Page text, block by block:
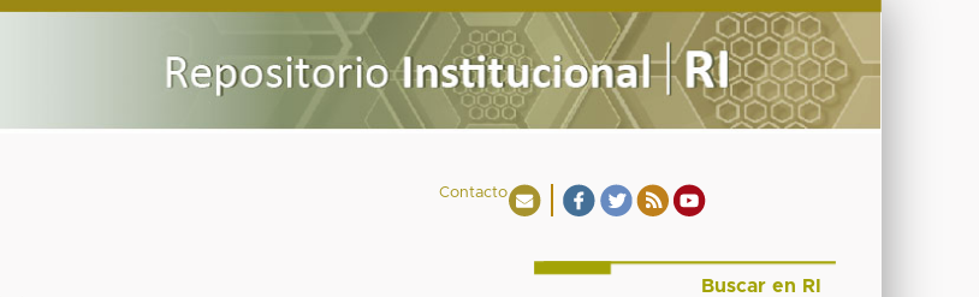
Contacto
Buscar en RI